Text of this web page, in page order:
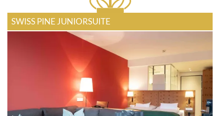
SWISS PINE JUNIORSUITE